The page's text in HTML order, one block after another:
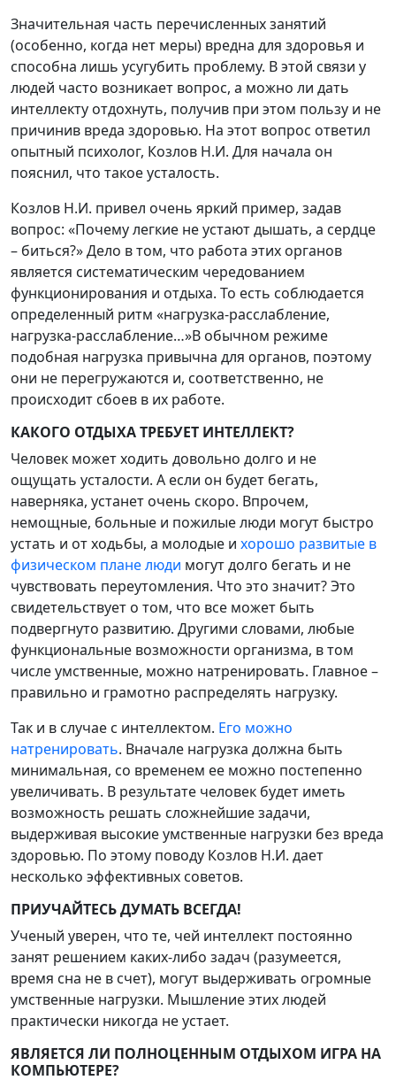
Значительная часть перечисленных занятий
(особенно, когда нет меры) вредна для здоровья и
способна лишь усугубить проблему. В этой связи у
людей часто возникает вопрос, а можно ли дать
интеллекту отдохнуть, получив при этом пользу и не
причинив вреда здоровью. На этот вопрос ответил
опытный психолог, Козлов Н.И. Для начала он
пояснил, что такое усталость.
Козлов Н.И. привел очень яркий пример, задав
вопрос: «Почему легкие не устают дышать, а сердце
– биться?» Дело в том, что работа этих органов
является систематическим чередованием
функционирования и отдыха. То есть соблюдается
определенный ритм «нагрузка-расслабление,
нагрузка-расслабление…»В обычном режиме
подобная нагрузка привычна для органов, поэтому
они не перегружаются и, соответственно, не
происходит сбоев в их работе.
КАКОГО ОТДЫХА ТРЕБУЕТ ИНТЕЛЛЕКТ?
Человек может ходить довольно долго и не
ощущать усталости. А если он будет бегать,
наверняка, устанет очень скоро. Впрочем,
немощные, больные и пожилые люди могут быстро
устать и от ходьбы, а молодые и хорошо развитые в
физическом плане люди могут долго бегать и не
чувствовать переутомления. Что это значит? Это
свидетельствует о том, что все может быть
подвергнуто развитию. Другими словами, любые
функциональные возможности организма, в том
числе умственные, можно натренировать. Главное –
правильно и грамотно распределять нагрузку.
Так и в случае с интеллектом. Его можно
натренировать. Вначале нагрузка должна быть
минимальная, со временем ее можно постепенно
увеличивать. В результате человек будет иметь
возможность решать сложнейшие задачи,
выдерживая высокие умственные нагрузки без вреда
здоровью. По этому поводу Козлов Н.И. дает
несколько эффективных советов.
ПРИУЧАЙТЕСЬ ДУМАТЬ ВСЕГДА!
Ученый уверен, что те, чей интеллект постоянно
занят решением каких-либо задач (разумеется,
время сна не в счет), могут выдерживать огромные
умственные нагрузки. Мышление этих людей
практически никогда не устает.
ЯВЛЯЕТСЯ ЛИ ПОЛНОЦЕННЫМ ОТДЫХОМ ИГРА НА
КОМПЬЮТЕРЕ?